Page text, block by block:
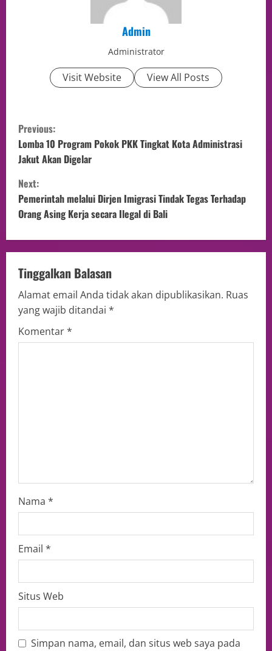
Admin
Administrator
Visit Website View All Posts
Previous:
Lomba 10 Program Pokok PKK Tingkat Kota Administrasi
Jakut Akan Digelar
Next:
Pemerintah melalui Dirjen Imigrasi Tindak Tegas Terhadap
Orang Asing Kerja secara Ilegal di Bali
Tinggalkan Balasan
Alamat email Anda tidak akan dipublikasikan. Ruas
yang wajib ditandai *
Komentar*
Nama *
Email *
Situs Web
Simpan nama, email, dan situs web saya pada